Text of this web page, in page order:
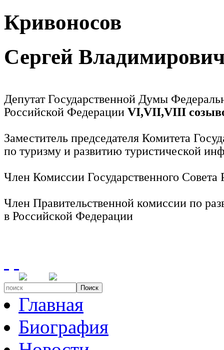
Кривоносов
Сергей
Депутат Государственной Думы
Российской Федерации VI,VII,VIII
Заместитель председателя Комитета
по туризму и развитию туристической
Член Комиссии Государственного
Член Правительственной комиссии по
в Российской Федерации
Поиск
Главная
Биография